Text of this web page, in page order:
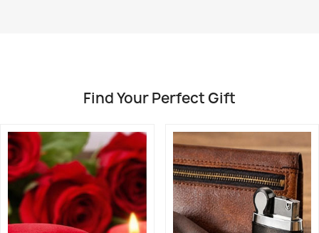
Find Your Perfect Gift